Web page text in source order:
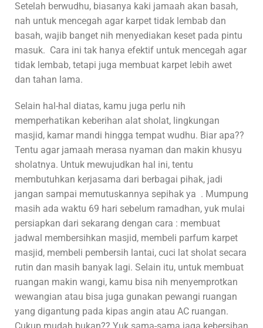
Setelah berwudhu, biasanya kaki jamaah akan basah,
nah untuk mencegah agar karpet tidak lembab dan
basah, wajib banget nih menyediakan keset pada pintu
masuk. Cara ini tak hanya efektif untuk mencegah agar
tidak lembab, tetapi juga membuat karpet lebih awet
dan tahan lama.
Selain hal-hal diatas, kamu juga perlu nih
memperhatikan keberihan alat sholat, lingkungan
masjid, kamar mandi hingga tempat wudhu. Biar apa??
Tentu agar jamaah merasa nyaman dan makin khusyu
sholatnya. Untuk mewujudkan hal ini, tentu
membutuhkan kerjasama dari berbagai pihak, jadi
jangan sampai memutuskannya sepihak ya . Mumpung
masih ada waktu 69 hari sebelum ramadhan, yuk mulai
persiapkan dari sekarang dengan cara : membuat
jadwal membersihkan masjid, membeli parfum karpet
masjid, membeli pembersih lantai, cuci lat sholat secara
rutin dan masih banyak lagi. Selain itu, untuk membuat
ruangan makin wangi, kamu bisa nih menyemprotkan
wewangian atau bisa juga gunakan pewangi ruangan
yang digantung pada kipas angin atau AC ruangan.